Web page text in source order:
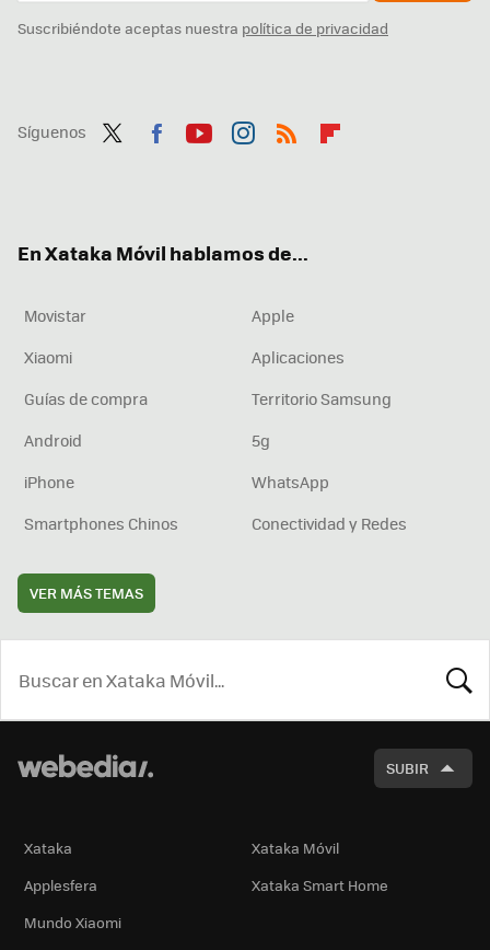
Suscribiéndote aceptas nuestra política de privacidad
Síguenos
En Xataka Móvil hablamos de...
Movistar
Apple
Xiaomi
Aplicaciones
Guías de compra
Territorio Samsung
Android
5g
iPhone
WhatsApp
Smartphones Chinos
Conectividad y Redes
VER MÁS TEMAS
SUBIR
Xataka
Xataka Móvil
Applesfera
Xataka Smart Home
Mundo Xiaomi